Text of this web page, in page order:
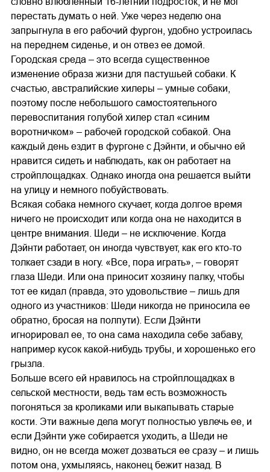
перестать думать о ней. Уже через неделю она
запрыгнула в его рабочий фургон, удобно устроилась
на переднем сиденье, и он отвез ее домой.
Городская среда – это всегда существенное
изменение образа жизни для пастушьей собаки. К
счастью, австралийские хилеры – умные собаки,
поэтому после небольшого самостоятельного
перевоспитания голубой хилер стал «синим
воротничком» – рабочей городской собакой. Она
каждый день ездит в фургоне с Дэйнти, и обычно ей
нравится сидеть и наблюдать, как он работает на
стройплощадках. Однако иногда она решается выйти
на улицу и немного побуйствовать.
Всякая собака немного скучает, когда долгое время
ничего не происходит или когда она не находится в
центре внимания. Шеди – не исключение. Когда
Дэйнти работает, он иногда чувствует, как его кто-то
толкает сзади в ногу. «Все, пора играть», – говорят
глаза Шеди. Или она приносит хозяину палку, чтобы
тот ее кидал (правда, это удовольствие – лишь для
одного из участников: Шеди никогда не приносила ее
обратно, бросая на полпути). Если Дэйнти
игнорировал ее, то она сама находила себе забаву,
например кусок какой-нибудь трубы, и хорошенько его
грызла.
Больше всего ей нравилось на стройплощадках в
сельской местности, ведь там есть возможность
погоняться за кроликами или выкапывать старые
кости. Эти важные дела могут полностью увлечь ее, и
если Дэйнти уже собирается уходить, а Шеди не
видно, он не всегда может дозваться ее сразу – и лишь
потом она, ухмыляясь, наконец бежит назад. В